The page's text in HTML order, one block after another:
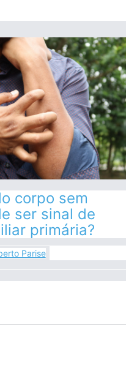
corpo sem
ser sinal de
primária?
Parise